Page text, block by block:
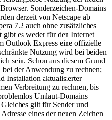
Sonderzeichen-Domains
derzeit von Netscape ab
7.2 auch ohne zusätzliches
es weder für den Internet
Outlook Express eine offizielle
Nutzung wird bei beiden
sein. Schon aus diesem Grund
der Anwendung zu rechnen;
Installation aktualisierter
Verbreitung zu rechnen, bis
Umlaut-Domains
gilt für Sender und
eines der neuen Zeichen